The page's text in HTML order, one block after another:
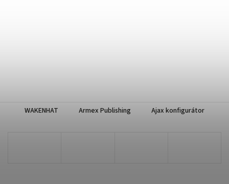
WAKENHAT Armex Publishing Ajax konfigurátor